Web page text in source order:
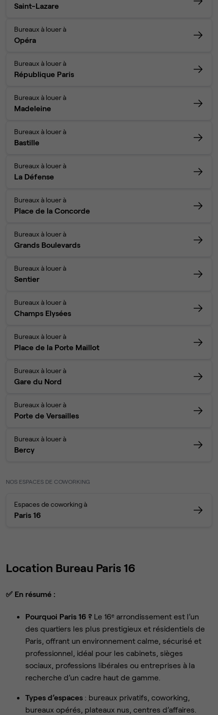
Saint-Lazare
Bureaux à louer à
Opéra
Bureaux à louer à
République Paris
Bureaux à louer à
Madeleine
Bureaux à louer à
Bastille
Bureaux à louer à
La Défense
Bureaux à louer à
Place de la Concorde
Bureaux à louer à
Grands Boulevards
Bureaux à louer à
Sentier
Bureaux à louer à
Champs Elysées
Bureaux à louer à
Place de la Porte Maillot
Bureaux à louer à
Gare du Nord
Bureaux à louer à
Porte de Versailles
Bureaux à louer à
Bercy
NOS ESPACES DE COWORKING
Espaces de coworking à
Paris 16
Location Bureau Paris 16
✅ En résumé :
Pourquoi Paris 16 ? Le 16ᵉ arrondissement est l’un
des quartiers les plus prestigieux et résidentiels de
Paris, offrant un environnement calme, sécurisé et
professionnel, idéal pour les cabinets, sièges
sociaux, professions libérales ou entreprises à la
recherche d’un cadre haut de gamme.
Types d’espaces : bureaux privatifs, coworking,
bureaux opérés, plateaux nus, centres d’affaires.